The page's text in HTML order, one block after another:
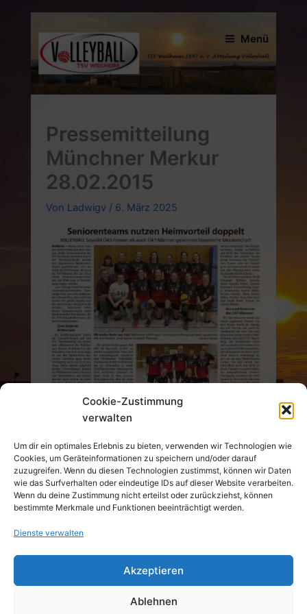
Cookie-Zustimmung
verwalten
Um dir ein optimales Erlebnis zu bieten, verwenden wir Technologien wie
Cookies, um Geräteinformationen zu speichern und/oder darauf
zuzugreifen. Wenn du diesen Technologien zustimmst, können wir Daten
wie das Surfverhalten oder eindeutige IDs auf dieser Website verarbeiten.
Wenn du deine Zustimmung nicht erteilst oder zurückziehst, können
bestimmte Merkmale und Funktionen beeinträchtigt werden.
Dienste verwalten
Akzeptieren
Ablehnen
springen
Menü
Pressemitteilung
Münchner Merkur
28.02.2015
Von Ladwigv / 6. März 2025
←Vorheriger Beitrag Nächster Beitrag→
© 2026 TSV 1847 Weilheim e.V. Alle Rechte
vorbehalten.
Datenschutz